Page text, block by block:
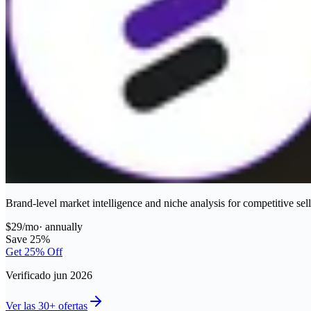
Brand-level market intelligence and niche analysis for competitive
$29/mo· annually
Save 25%
Get 25% Off
Verificado jun 2026
Ver las 30+ ofertas